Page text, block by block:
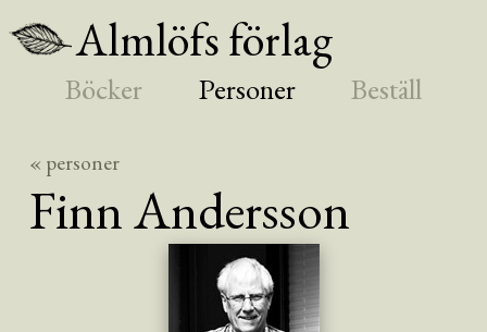
Almlöfs förlag
Böcker Personer Beställ
« personer
FinnAndersson